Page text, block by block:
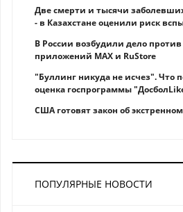
Две смерти и тысячи
- в Казахстане оценили риск
В России возбудили дело
приложений MAX и RuStore
"Буллинг никуда не исчез". Что
оценка госпрограммы
США готовят закон об
ПОПУЛЯРНЫЕ НОВОСТИ